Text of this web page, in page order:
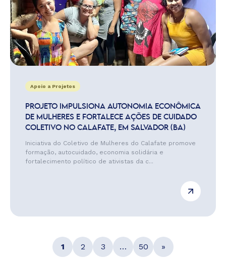
Apoio a Projetos
PROJETO IMPULSIONA AUTONOMIA ECONÔMICA
DE MULHERES E FORTALECE AÇÕES DE CUIDADO
COLETIVO NO CALAFATE, EM SALVADOR (BA)
Iniciativa do Coletivo de Mulheres do Calafate promove
formação, autocuidado, economia solidária e
fortalecimento político de ativistas da c...
1 2 3 … 50 »